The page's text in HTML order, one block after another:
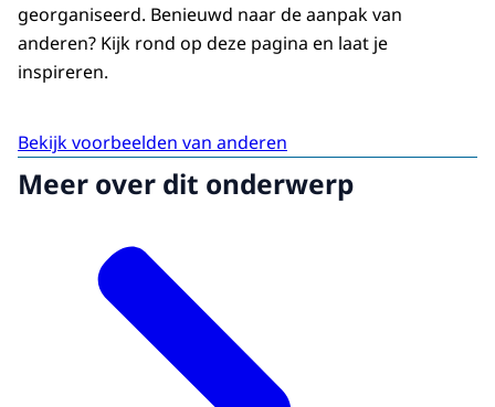
georganiseerd. Benieuwd naar de aanpak van
anderen? Kijk rond op deze pagina en laat je
inspireren.
Bekijk voorbeelden van anderen
Meer over dit onderwerp